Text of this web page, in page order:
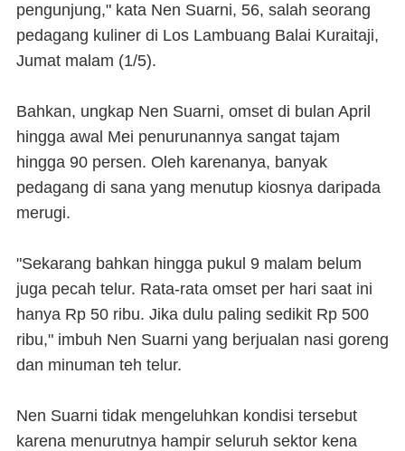
pengunjung," kata Nen Suarni, 56, salah seorang
pedagang kuliner di Los Lambuang Balai Kuraitaji,
Jumat malam (1/5).
Bahkan, ungkap Nen Suarni, omset di bulan April
hingga awal Mei penurunannya sangat tajam
hingga 90 persen. Oleh karenanya, banyak
pedagang di sana yang menutup kiosnya daripada
merugi.
"Sekarang bahkan hingga pukul 9 malam belum
juga pecah telur. Rata-rata omset per hari saat ini
hanya Rp 50 ribu. Jika dulu paling sedikit Rp 500
ribu," imbuh Nen Suarni yang berjualan nasi goreng
dan minuman teh telur.
Nen Suarni tidak mengeluhkan kondisi tersebut
karena menurutnya hampir seluruh sektor kena